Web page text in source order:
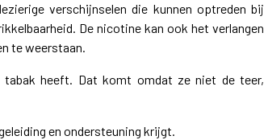
verschijnselen die kunnen optreden bij
De nicotine kan ook het verlangen
te weerstaan.
tabak heeft. Dat komt omdat ze niet de teer,
en ondersteuning krijgt.